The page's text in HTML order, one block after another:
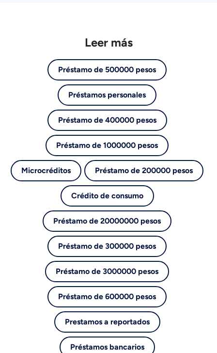
Leer más
Préstamo de 500000 pesos
Préstamos personales
Préstamo de 400000 pesos
Préstamo de 1000000 pesos
Microcréditos Préstamo de 200000 pesos
Crédito de consumo
Préstamo de 20000000 pesos
Préstamo de 300000 pesos
Préstamo de 3000000 pesos
Préstamo de 600000 pesos
Prestamos a reportados
Préstamos bancarios